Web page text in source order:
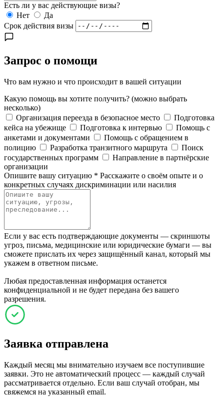
Есть ли у вас действующие визы?
Нет
Да
Срок действия визы
Запрос о помощи
Что вам нужно и что происходит в вашей ситуации
Какую помощь вы хотите получить? (можно выбрать
несколько)
Организация переезда в безопасное место
Подготовка
кейса на убежище
Подготовка к интервью
Помощь с
анкетами и документами
Помощь с обращением в
полицию
Разработка транзитного маршрута
Поиск
государственных программ
Направление в партнёрские
организации
Опишите вашу ситуацию * Расскажите о своём опыте и о
конкретных случаях дискриминации или насилия
Если у вас есть подтверждающие документы — скриншоты
угроз, письма, медицинские или юридические бумаги — вы
сможете прислать их через защищённый канал, который мы
укажем в ответном письме.
Любая предоставленная информация останется
конфиденциальной и не будет передана без вашего
разрешения.
Заявка отправлена
Каждый месяц мы внимательно изучаем все поступившие
заявки. Это не автоматический процесс — каждый случай
рассматривается отдельно. Если ваш случай отобран, мы
свяжемся на указанный email.